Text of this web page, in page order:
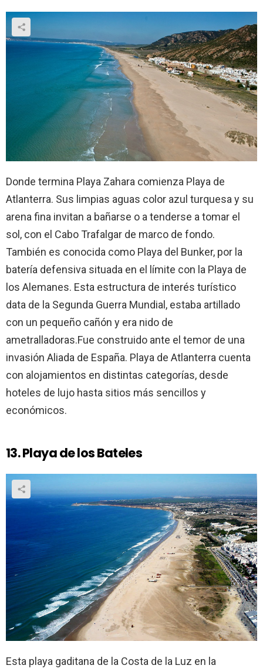
Donde termina Playa Zahara comienza Playa de
Atlanterra. Sus limpias aguas color azul turquesa y su
arena fina invitan a bañarse o a tenderse a tomar el
sol, con el Cabo Trafalgar de marco de fondo.
También es conocida como Playa del Bunker, por la
batería defensiva situada en el límite con la Playa de
los Alemanes. Esta estructura de interés turístico
data de la Segunda Guerra Mundial, estaba artillado
con un pequeño cañón y era nido de
ametralladoras.Fue construido ante el temor de una
invasión Aliada de España. Playa de Atlanterra cuenta
con alojamientos en distintas categorías, desde
hoteles de lujo hasta sitios más sencillos y
económicos.
13. Playa de los Bateles
Esta playa gaditana de la Costa de la Luz en la